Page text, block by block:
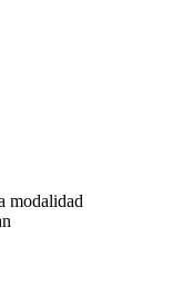
modalidad